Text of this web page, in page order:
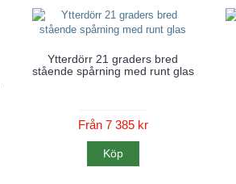
Ytterdörr 21 graders bred
stående spårning med runt glas
Från 7 385 kr
Köp